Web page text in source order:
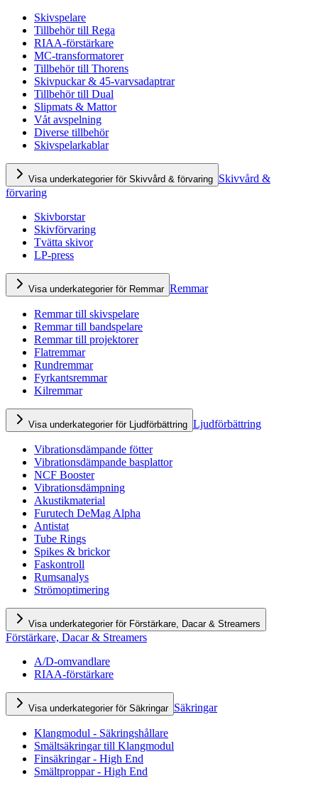
Skivspelare
Tillbehör till Rega
RIAA-förstärkare
MC-transformatorer
Tillbehör till Thorens
Skivpuckar & 45-varvsadaptrar
Tillbehör till Dual
Slipmats & Mattor
Våt avspelning
Diverse tillbehör
Skivspelarkablar
Visa underkategorier för Skivvård & förvaring Skivvård &
förvaring
Skivborstar
Skivförvaring
Tvätta skivor
LP-press
Visa underkategorier för Remmar Remmar
Remmar till skivspelare
Remmar till bandspelare
Remmar till projektorer
Flatremmar
Rundremmar
Fyrkantsremmar
Kilremmar
Visa underkategorier för Ljudförbättring Ljudförbättring
Vibrationsdämpande fötter
Vibrationsdämpande basplattor
NCF Booster
Vibrationsdämpning
Akustikmaterial
Furutech DeMag Alpha
Antistat
Tube Rings
Spikes & brickor
Faskontroll
Rumsanalys
Strömoptimering
Visa underkategorier för Förstärkare, Dacar & Streamers
Förstärkare, Dacar & Streamers
A/D-omvandlare
RIAA-förstärkare
Visa underkategorier för Säkringar Säkringar
Klangmodul - Säkringshållare
Smältsäkringar till Klangmodul
Finsäkringar - High End
Smältproppar - High End